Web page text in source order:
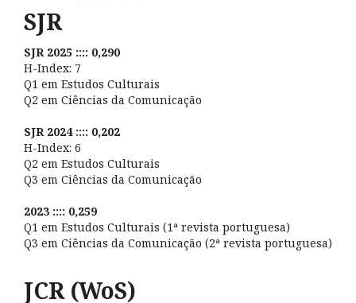
SJR
SJR 2025 :::: 0,290
H-Index: 7
Q1 em Estudos Culturais
Q2 em Ciências da Comunicação
SJR 2024 :::: 0,202
H-Index: 6
Q2 em Estudos Culturais
Q3 em Ciências da Comunicação
2023 :::: 0,259
Q1 em Estudos Culturais (1ª revista portuguesa)
Q3 em Ciências da Comunicação (2ª revista portuguesa)
JCR (WoS)